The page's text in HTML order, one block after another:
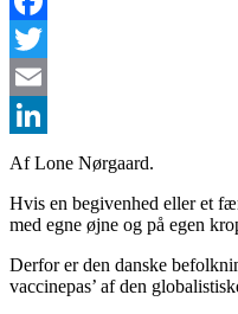
Facebook
Twitter
Email
LinkedIn
Af Lone Nørgaard.
Hvis en begivenhed eller et
med egne øjne og på egen
Derfor er den danske
vaccinepas’ af den